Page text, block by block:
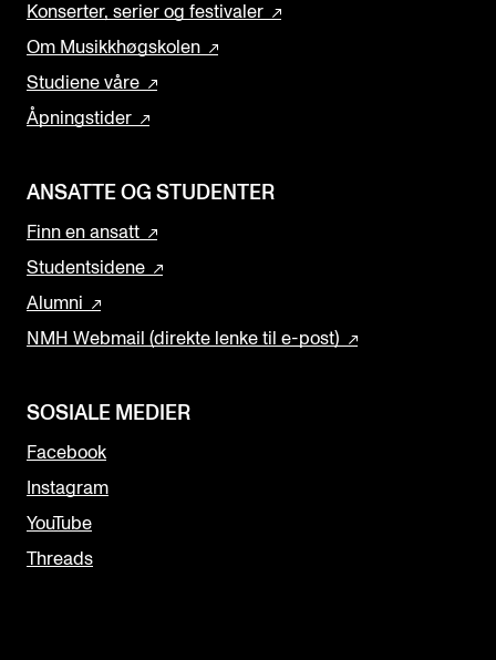
Konserter, serier og festivaler
Om Musikkhøgskolen
Studiene våre
Åpningstider
ANSATTE OG STUDENTER
Finn en ansatt
Studentsidene
Alumni
NMH Webmail (direkte lenke til e-post)
SOSIALE MEDIER
Facebook
Instagram
YouTube
Threads